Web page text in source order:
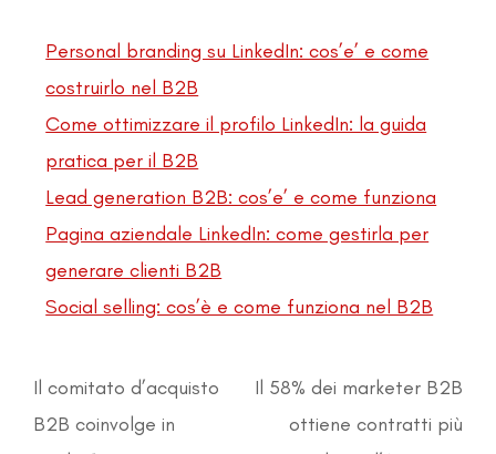
Personal branding su LinkedIn: cos’e’ e come
costruirlo nel B2B
Come ottimizzare il profilo LinkedIn: la guida
pratica per il B2B
Lead generation B2B: cos’e’ e come funziona
Pagina aziendale LinkedIn: come gestirla per
generare clienti B2B
Social selling: cos’è e come funziona nel B2B
Il comitato d’acquisto
B2B coinvolge in
Il 58% dei marketer B2B
ottiene contratti più